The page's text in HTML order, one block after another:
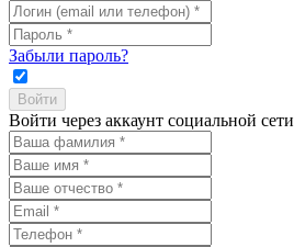
Забыли пароль?
Войти через аккаунт социальной сети